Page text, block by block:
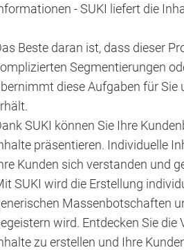
- SUKI liefert die
Beste daran ist, dass dieser
Segmentierungen
diese Aufgaben für Sie
SUKI können Sie Ihre
präsentieren. Individuelle
Kunden sich verstanden und
SUKI wird die Erstellung
Massenbotschaften
wird. Entdecken Sie die
zu erstellen und Ihre